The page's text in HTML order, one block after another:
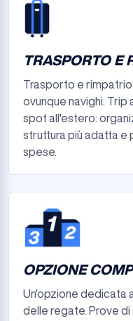
TRASPORTO E
Trasporto e
ovunque navighi. Trip
spot all'estero:
struttura più adatta e
spese.
OPZIONE
Un'opzione dedicata
delle regate. Prove di